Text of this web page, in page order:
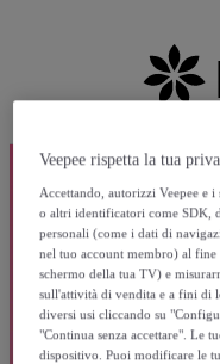
Veepee rispetta la tua
Accettando, autorizzi Veepee e
o altri identificatori come SDK,
personali (come i dati di
nel tuo account membro) al
schermo della tua TV) e
sull'attività di vendita e a fini di
diversi usi cliccando su
"Continua senza accettare". Le
dispositivo. Puoi modificare le